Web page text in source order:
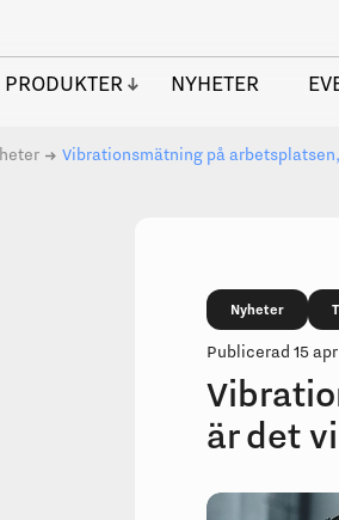
PRODUKTER NYHETER
Vibrationsmätning på
Nyheter
Publicerad 15
är det